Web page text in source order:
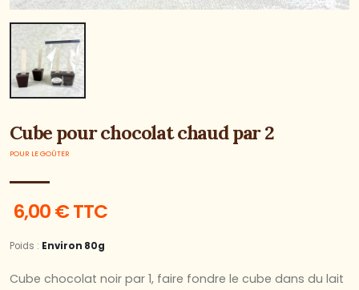
Cube pour chocolat chaud par 2
POUR LE GOÛTER
6,00 € TTC
Poids : Environ 80g
Cube chocolat noir par 1, faire fondre le cube dans du lait